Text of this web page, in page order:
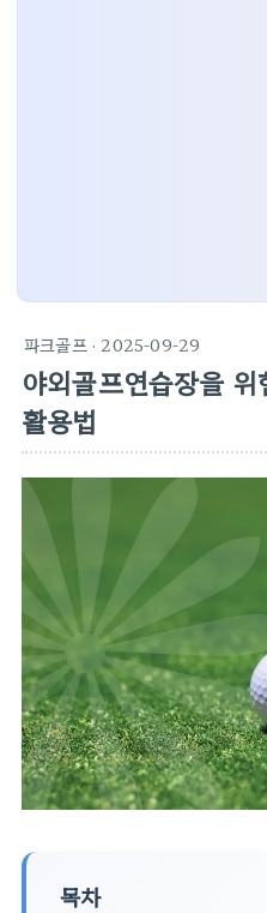
파크골프· 2025-09-29
야외골프연습장을
활용법
목차